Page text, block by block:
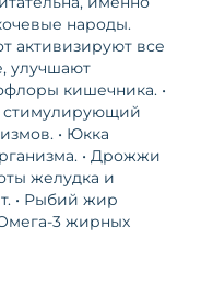
народы.
активизируют все
улучшают
кишечника. •
стимулирующий
• Юкка
• Дрожжи
желудка и
• Рыбий жир
3 жирных